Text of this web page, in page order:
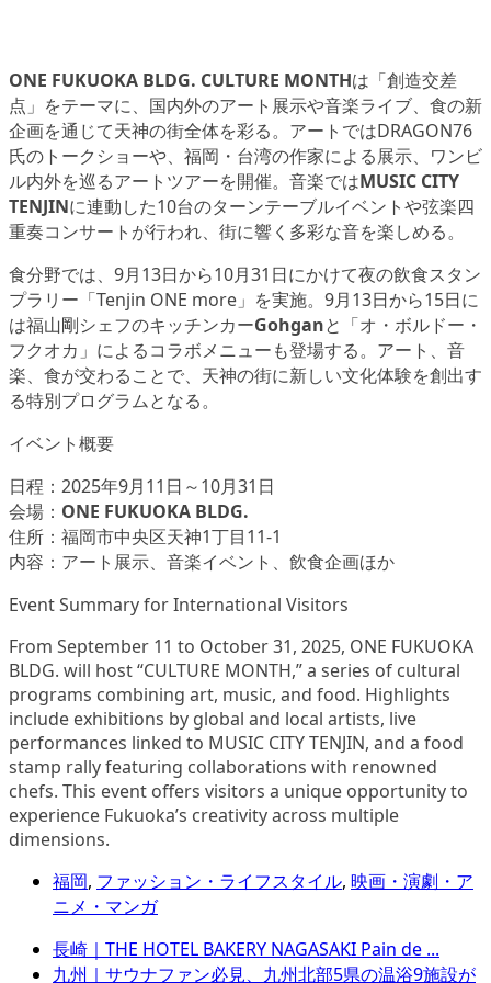
ONE FUKUOKA BLDG. CULTURE MONTHは「創造交差
点」をテーマに、国内外のアート展示や音楽ライブ、食の新
企画を通じて天神の街全体を彩る。アートではDRAGON76
氏のトークショーや、福岡・台湾の作家による展示、ワンビ
ル内外を巡るアートツアーを開催。音楽ではMUSIC CITY
TENJINに連動した10台のターンテーブルイベントや弦楽四
重奏コンサートが行われ、街に響く多彩な音を楽しめる。
食分野では、9月13日から10月31日にかけて夜の飲食スタン
プラリー「Tenjin ONE more」を実施。9月13日から15日に
は福山剛シェフのキッチンカーGohganと「オ・ボルドー・
フクオカ」によるコラボメニューも登場する。アート、音
楽、食が交わることで、天神の街に新しい文化体験を創出す
る特別プログラムとなる。
イベント概要
日程：2025年9月11日～10月31日
会場： ONE FUKUOKA BLDG.
住所：福岡市中央区天神1丁目11-1
内容：アート展示、音楽イベント、飲食企画ほか
Event Summary for International Visitors
From September 11 to October 31, 2025, ONE FUKUOKA
BLDG. will host “CULTURE MONTH,” a series of cultural
programs combining art, music, and food. Highlights
include exhibitions by global and local artists, live
performances linked to MUSIC CITY TENJIN, and a food
stamp rally featuring collaborations with renowned
chefs. This event offers visitors a unique opportunity to
experience Fukuoka’s creativity across multiple
dimensions.
福岡, ファッション・ライフスタイル, 映画・演劇・ア
ニメ・マンガ
長崎｜THE HOTEL BAKERY NAGASAKI Pain de ...
九州｜サウナファン必見、九州北部5県の温浴9施設が